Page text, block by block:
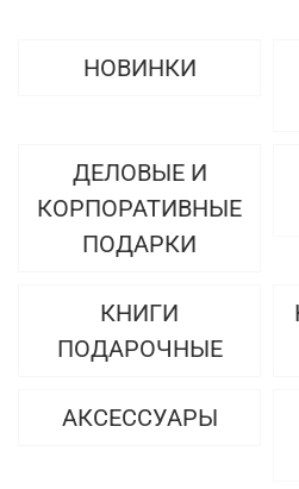
НОВИНКИ
ДЕЛОВЫЕ И
КОРПОРАТИВНЫЕ
ПОДАРКИ
КНИГИ
ПОДАРОЧНЫЕ
АКСЕССУАРЫ